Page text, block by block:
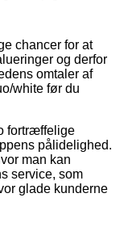
chancer for at
og derfor
omtaler af
white før du
fortræffelige
pålidelighed.
man kan
service, som
glade kunderne